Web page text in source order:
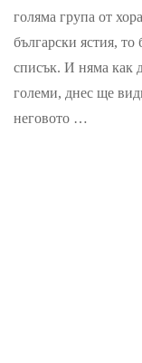
голяма група от
български ястия,
списък. И няма как
големи, днес ще
неговото …